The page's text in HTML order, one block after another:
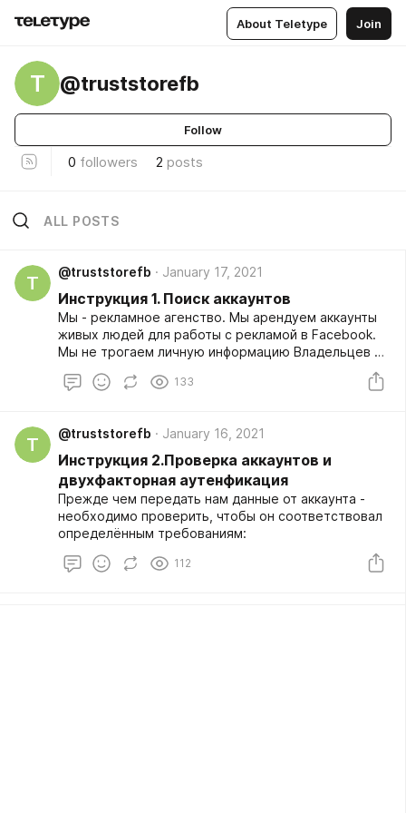
About Teletype Join
T @truststorefb
Follow
0 followers 2 posts
ALL POSTS
T
@truststorefb January 17, 2021
Инструкция 1. Поиск аккаунтов
Мы - рекламное агенство. Мы арендуем аккаунты
живых людей для работы с рекламой в Facebook.
Мы не трогаем личную информацию Владельцев и
важно понимать и вам и владельцам аккаунтов Мы
133
T
@truststorefb January 16, 2021
Инструкция 2.Проверка аккаунтов и
двухфакторная аутенфикация
Прежде чем передать нам данные от аккаунта -
необходимо проверить, чтобы он соответствовал
определённым требованиям:
112